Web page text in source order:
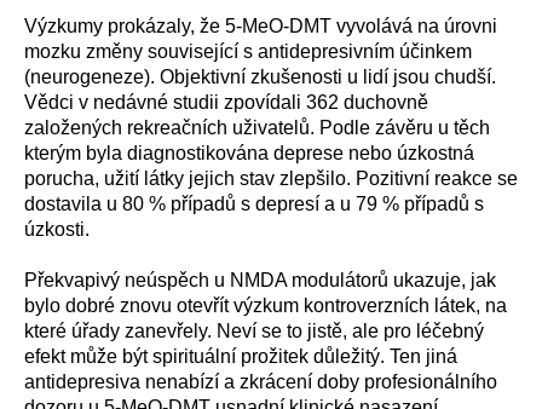
Výzkumy prokázaly, že 5-MeO-DMT vyvolává na úrovni
mozku změny související s antidepresivním účinkem
(neurogeneze). Objektivní zkušenosti u lidí jsou chudší.
Vědci v nedávné studii zpovídali 362 duchovně
založených rekreačních uživatelů. Podle závěru u těch
kterým byla diagnostikována deprese nebo úzkostná
porucha, užití látky jejich stav zlepšilo. Pozitivní reakce se
dostavila u 80 % případů s depresí a u 79 % případů s
úzkosti.
Překvapivý neúspěch u NMDA modulátorů ukazuje, jak
bylo dobré znovu otevřít výzkum kontroverzních látek, na
které úřady zanevřely. Neví se to jistě, ale pro léčebný
efekt může být spirituální prožitek důležitý. Ten jiná
antidepresiva nenabízí a zkrácení doby profesionálního